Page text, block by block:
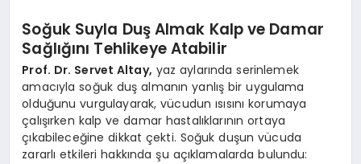
Soğuk Suyla Duş Almak Kalp ve Damar
Sağlığını Tehlikeye Atabilir
Prof. Dr. Servet Altay, yaz aylarında serinlemek
amacıyla soğuk duş almanın yanlış bir uygulama
olduğunu vurgulayarak, vücudun ısısını korumaya
çalışırken kalp ve damar hastalıklarının ortaya
çıkabileceğine dikkat çekti. Soğuk duşun vücuda
zararlı etkileri hakkında şu açıklamalarda bulundu: